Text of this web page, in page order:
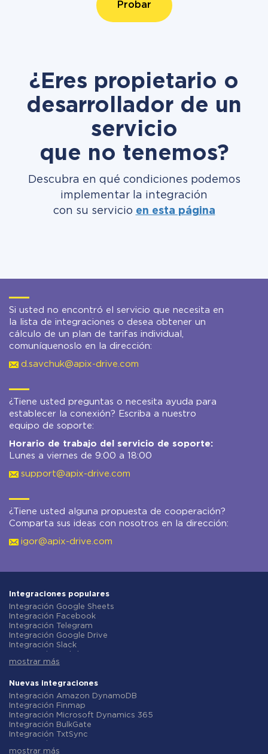
Probar
¿Eres propietario o
desarrollador de un
servicio
que no tenemos?
Descubra en qué condiciones podemos
implementar la integración
con su servicio en esta página
Si usted no encontró el servicio que necesita en
la lista de integraciones o desea obtener un
cálculo de un plan de tarifas individual,
comuníquenoslo en la dirección:
d.savchuk@apix-drive.com
¿Tiene usted preguntas o necesita ayuda para
establecer la conexión? Escriba a nuestro
equipo de soporte:
Horario de trabajo del servicio de soporte:
Lunes a viernes de 9:00 a 18:00
support@apix-drive.com
¿Tiene usted alguna propuesta de cooperación?
Comparta sus ideas con nosotros en la dirección:
igor@apix-drive.com
Integraciones populares
Integración Google Sheets
Integración Facebook
Integración Telegram
Integración Google Drive
Integración Slack
Integración Gmail
Integración ClickUp
Integración Airtable
Integración Google Contacts
Integración OpenAI (ChatGPT)
Integración Instagram
Integración ActiveCampaign
Integración Typeform
Integración Salesforce CRM
mostrar más
Nuevas integraciones
Integración Amazon DynamoDB
Integración Finmap
Integración Microsoft Dynamics 365
Integración BulkGate
Integración TxtSync
mostrar más